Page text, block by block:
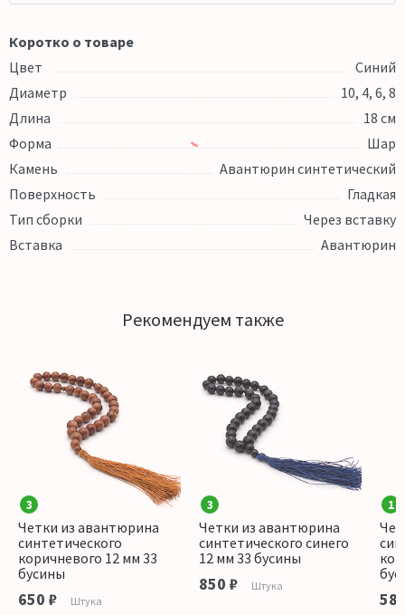
Коротко о товаре
Цвет
Синий
Диаметр
10, 4, 6, 8
Длина
18 см
Форма
Шар
Камень
Авантюрин синтетический
Поверхность
Гладкая
Тип сборки
Через вставку
Вставка
Авантюрин
Рекомендуем также
3
Четки из авантюрина
синтетического
коричневого 12 мм 33
бусины
650 ₽ Штука
3
Четки из авантюрина
синтетического синего
12 мм 33 бусины
850 ₽ Штука
1